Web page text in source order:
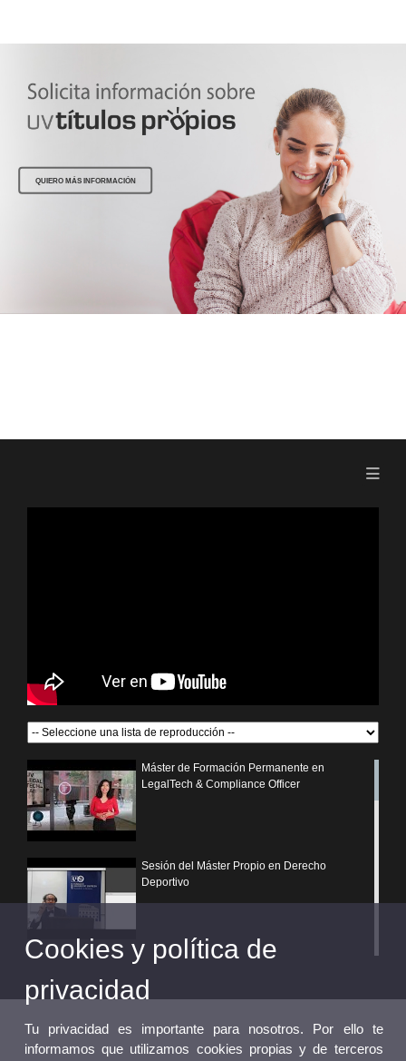
QUIERO MÁS INFORMACIÓN
Máster de Formación Permanente en
LegalTech & Compliance Officer
Sesión del Máster Propio en Derecho
Deportivo
¿Por qué elegir un postgrado propio de la
Universitat de València?
Cookies y política de
privacidad
Tu privacidad es importante para nosotros. Por ello te
informamos que utilizamos cookies propias y de terceros